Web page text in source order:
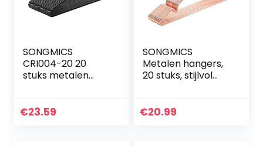
SONGMICS
CRI004-20 20
stuks metalen
mm, zwart, 38 cm
€23.59
SONGMICS
Metalen hangers,
20 stuks, stijlvol
ruimtebesparend,
€20.99